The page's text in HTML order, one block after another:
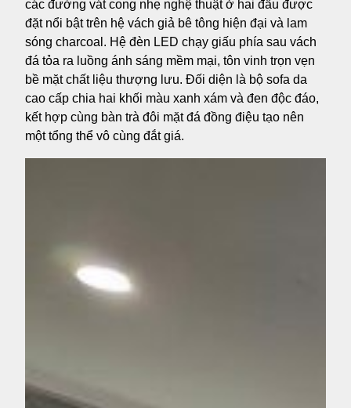
các đường vát cong nhẹ nghệ thuật ở hai đầu được
đặt nổi bật trên hệ vách giả bê tông hiện đại và lam
sóng charcoal. Hệ đèn LED chạy giấu phía sau vách
đá tỏa ra luồng ánh sáng mềm mại, tôn vinh trọn vẹn
bề mặt chất liệu thượng lưu. Đối diện là bộ sofa da
cao cấp chia hai khối màu xanh xám và đen độc đáo,
kết hợp cùng bàn trà đôi mặt đá đồng điệu tạo nên
một tổng thể vô cùng đắt giá.